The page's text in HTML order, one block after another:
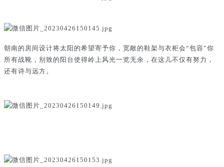
朝南的房间设计将太阳的希望寄予你，宽敞的鞋架与衣柜会“包容”你
所有战靴，别致的阳台使得岭上风光一览无余，在这儿不仅有努力，
还有诗与远方。